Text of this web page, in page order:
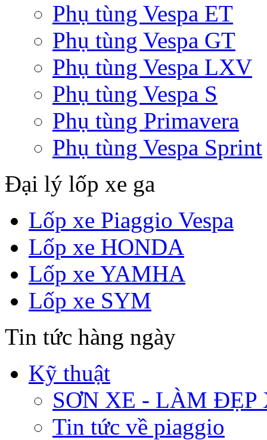
Phụ tùng Vespa ET
Phụ tùng Vespa GT
Phụ tùng Vespa LXV
Phụ tùng Vespa S
Phụ tùng Primavera
Phụ tùng Vespa Sprint
Đại lý lốp xe ga
Lốp xe Piaggio Vespa
Lốp xe HONDA
Lốp xe YAMHA
Lốp xe SYM
Tin tức hàng ngày
Kỹ thuật
SƠN XE - LÀM ĐẸP
Tin tức về piaggio